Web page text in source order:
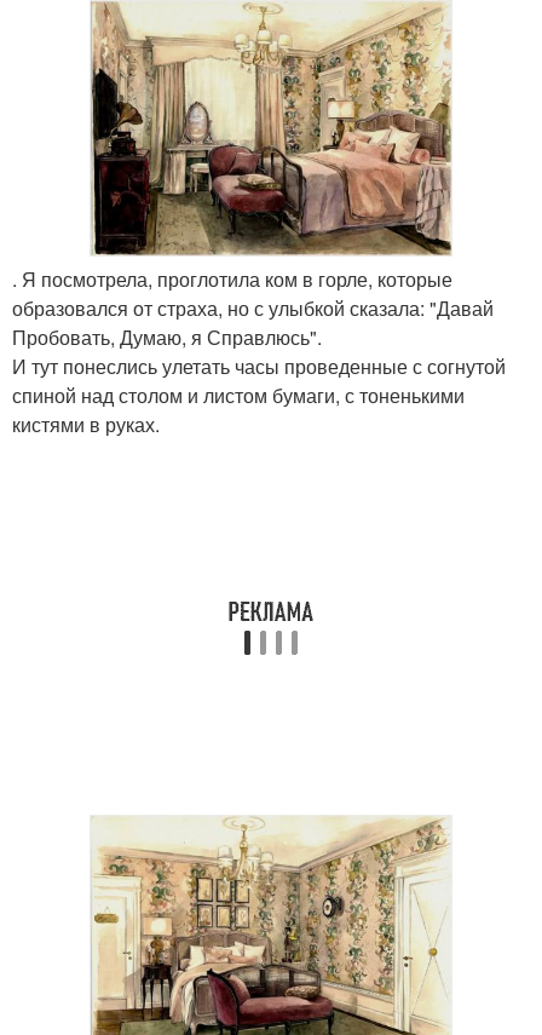
. Я посмотрела, проглотила ком в горле, которые
образовался от страха, но с улыбкой сказала: "Давай
Пробовать, Думаю, я Справлюсь".
И тут понеслись улетать часы проведенные с согнутой
спиной над столом и листом бумаги, с тоненькими
кистями в руках.